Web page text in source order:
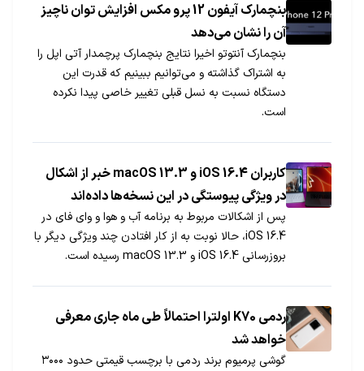
بنچمارک آیفون 12 پرو مکس افزایش توان ناچیز
آن را نشان می‌دهد
بنچمارک آنتوتو اخیرا نتایج بنچمارک پرچمدار آتی اپل را
به اشتراک گذاشته و می‌توانیم ببینیم که قدرت این
دستگاه نسبت به نسل قبلی تغییر خاصی پیدا نکرده
است.
کاربران iOS 16.4 و macOS 13.3 خبر از اشکال
در ویژگی پیوستگی در این نسخه‌ها داده‌اند
پس از اشکالات مربوط به برنامه آب و هوا و وای فای در
iOS 16.4، حالا نوبت به از کار افتادن چند ویژگی دیگر با
بروزرسانی iOS 16.4 و macOS 13.3 رسیده است.
ردمی K70 اولترا احتمالاً طی ماه جاری معرفی
خواهد شد
گوشی پرمیوم برند ردمی با برچسب قیمتی حدود ۳۰۰۰